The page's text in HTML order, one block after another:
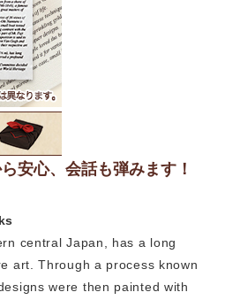
安心、会話も弾みます！
central Japan, has a long
art. Through a process known
were then painted with